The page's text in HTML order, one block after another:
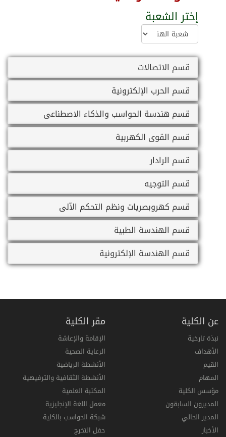
إختر الشعبة
قسم الاتصالات
قسم الحرب الإلكترونية
قسم هندسة الحواسب والذكاء الاصطناعى
قسم القوى الكهربية
قسم الرادار
قسم التوجيه
قسم كهروبصريات ونظم التحكم الآلى
قسم الهندسة الطبية
قسم الهندسة الإلكترونية
عن الكلية
نبذة تارخية
الأهداف
القيم
المهام
مؤسس الكلية
المديرون السابقون
المدير الحالي
الأخبار
مقر الكلية
الإقامة والإعاشة
الرعاية الصحية
الأنشطة الرياضية
الأنشطة الثقافية والترفيهية
المكتبة العلمية
معمل اللغة الإنجليزية
شبكة الحواسب بالكلية
حفل التخرج